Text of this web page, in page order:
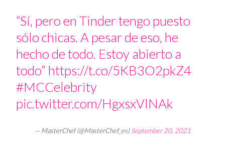
“Sí, pero en Tinder tengo puesto
sólo chicas. A pesar de eso, he
hecho de todo. Estoy abierto a
todo” https://t.co/5KB3O2pkZ4
#MCCelebrity
pic.twitter.com/HgxsxVlNAk
— MasterChef (@MasterChef_es)September 20, 2021